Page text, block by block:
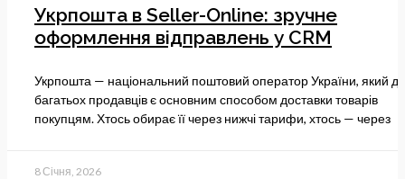
Укрпошта в Seller-Online: зручне
оформлення відправлень у CRM
Укрпошта — національний поштовий оператор України, який
багатьох продавців є основним способом доставки товарів
покупцям. Хтось обирає її через нижчі тарифи, хтось — через
8 Січня, 2026